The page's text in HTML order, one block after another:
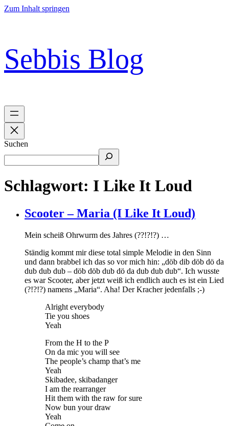
Zum Inhalt springen
Sebbis Blog
Suchen
Schlagwort: I Like It Loud
Scooter – Maria (I Like It Loud)
Mein scheiß Ohrwurm des Jahres (??!?!?) …
Ständig kommt mir diese total simple Melodie in den Sinn
und dann brabbel ich das so vor mich hin: „döb dib döb dö da
dub dub dub – döb döb dub dö da dub dub dub“. Ich wusste
es war Scooter, aber jetzt weiß ich endlich auch es ist ein Lied
(?!?!?) namens „Maria“. Aha! Der Kracher jedenfalls ;-)
Alright everybody
Tie you shoes
Yeah
From the H to the P
On da mic you will see
The people’s champ that’s me
Yeah
Skibadee, skibadanger
I am the rearranger
Hit them with the raw for sure
Now bun your draw
Yeah